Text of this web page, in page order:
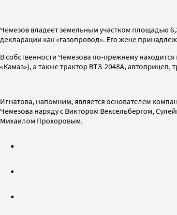
Чемезов владеет земельным участком площадью
декларации как «газопровод». Его жене
В собственности Чемезова по-прежнему
«Камаз»), а также трактор ВТЗ-2048А, автоприцеп,
Игнатова, напомним, является основателем
Чемезова наряду с Виктором Вексельбергом,
Михаилом Прохоровым.